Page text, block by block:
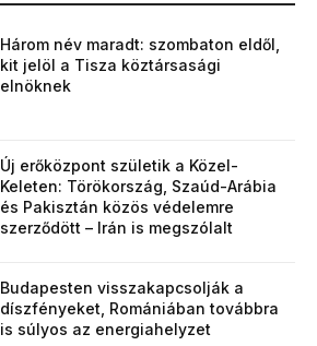
Három név maradt: szombaton eldől,
kit jelöl a Tisza köztársasági
elnöknek
Új erőközpont születik a Közel-
Keleten: Törökország, Szaúd-Arábia
és Pakisztán közös védelemre
szerződött – Irán is megszólalt
Budapesten visszakapcsolják a
díszfényeket, Romániában továbbra
is súlyos az energiahelyzet